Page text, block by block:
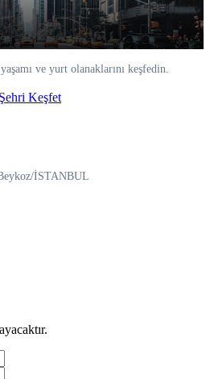
ve yurt olanaklarını keşfedin.
Şehri Keşfet
İSTANBUL